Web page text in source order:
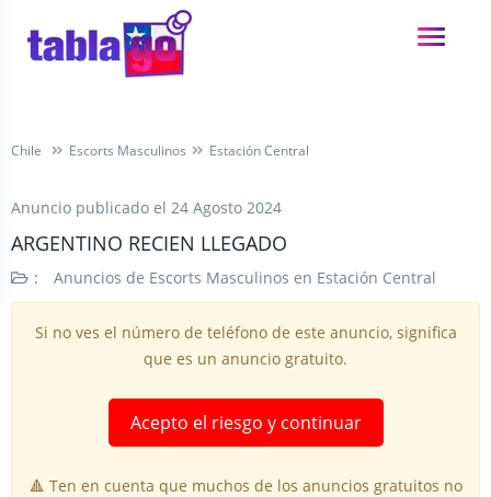
Chile Escorts Masculinos Estación Central
Anuncio publicado el 24 Agosto 2024
ARGENTINO RECIEN LLEGADO
: Anuncios de Escorts Masculinos en Estación Central
Si no ves el número de teléfono de este anuncio, significa
que es un anuncio gratuito.
Acepto el riesgo y continuar
🔺 Ten en cuenta que muchos de los anuncios gratuitos no